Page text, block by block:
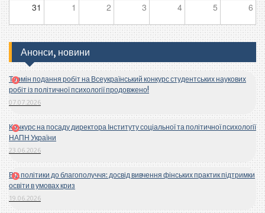
31 1 2 3 4 5 6
Анонси, новини
Термін подання робіт на Всеукраїнський конкурс студентських наукових
робіт із політичної психології продовжено!
07.07.2026
Конкурс на посаду директора Інституту соціальної та політичної психології
НАПН України
23.06.2026
Від політики до благополуччя: досвід вивчення фінських практик підтримки
освіти в умовах криз
19.06.2026